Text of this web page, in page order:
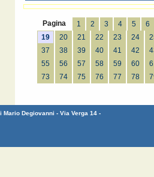
Pagina 1 2 3 4 5
6
19
20 21 22 23 24
37
38 39 40 41 42
55
56 57 58 59 60
73
74 75 76 77 78
Degiovanni - Via Verga 14 -